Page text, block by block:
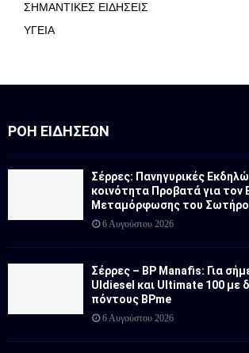
ΣΗΜΑΝΤΙΚΕΣ ΕΙΔΗΣΕΙΣ
ΥΓΕΙΑ
ΡΟΉ ΕΙΔΉΣΕΩΝ
Σέρρες: Πανηγυρικές
κοινότητα Προβατά για τον
Μεταμόρφωσης του
6 Αυγούστου 2026
Σέρρες – BP Manafis: Για
Uldiesel και Ultimate 100 με
πόντους BPme
6 Αυγούστου 2026